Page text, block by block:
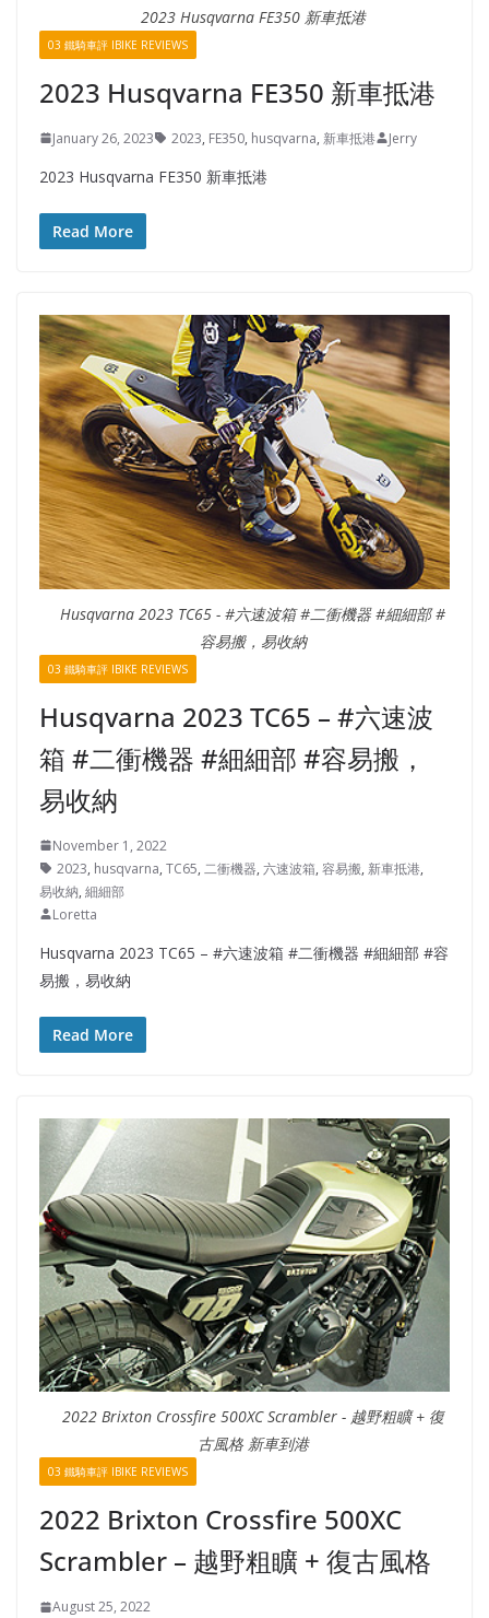
2023 Husqvarna FE350 新車抵港
03 鐵騎車評 IBIKE REVIEWS
2023 Husqvarna FE350 新車抵港
January 26, 2023 2023, FE350, husqvarna, 新車抵港 Jerry
2023 Husqvarna FE350 新車抵港
Read More
Husqvarna 2023 TC65 - #六速波箱 #二衝機器 #細細部 #
容易搬，易收納
03 鐵騎車評 IBIKE REVIEWS
Husqvarna 2023 TC65 – #六速波
箱 #二衝機器 #細細部 #容易搬，
易收納
November 1, 2022
2023, husqvarna, TC65, 二衝機器, 六速波箱, 容易搬, 新車抵港,
易收納, 細細部
Loretta
Husqvarna 2023 TC65 – #六速波箱 #二衝機器 #細細部 #容
易搬，易收納
Read More
2022 Brixton Crossfire 500XC Scrambler - 越野粗矌 + 復
古風格 新車到港
03 鐵騎車評 IBIKE REVIEWS
2022 Brixton Crossfire 500XC
Scrambler – 越野粗矌 + 復古風格
August 25, 2022